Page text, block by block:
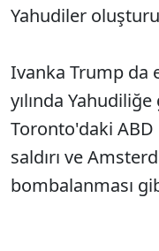
Yahudiler
Ivanka Trump da
yılında
Toronto'daki ABD
saldırı ve
bombalanması